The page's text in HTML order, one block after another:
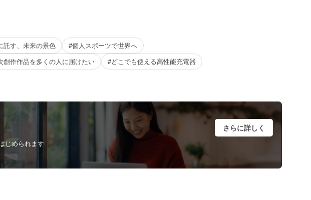
託す、未来の景色
#個人スポーツで世界へ
創作作品を多くの人に届けたい #どこでも使える高性能充電器
じめられます
さらに詳しく